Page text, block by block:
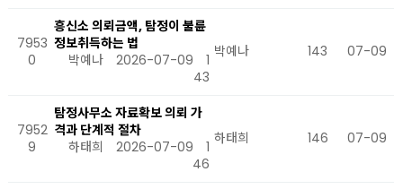
7953
0
흥신소 의뢰금액, 탐정이 불륜
정보취득하는 법
박예나
2026-07-09
1
43
박예나 143 07-09
7952
9
탐정사무소 자료확보 의뢰 가
격과 단계적 절차
하태희
2026-07-09
1
46
하태희 146 07-09